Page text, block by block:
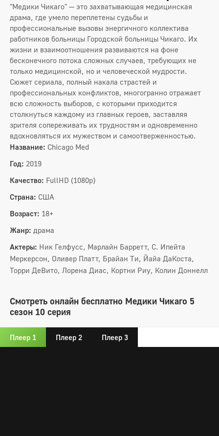
"Медики Чикаго" — это захватывающая медицинская
драма, где умело переплетены судьбы и
профессиональные вызовы энергичного коллектива
работников больницы Городской больницы Чикаго. Их
жизни и взаимоотношения развиваются на фоне
бесконечного потока сложных случаев, требующих не
только медицинской, но и человеческой мудрости.
Сюжет сериала, полный накала страстей и
профессиональных конфликтов, многогранно отражает
всю сложность выборов, с которыми приходится
столкнуться каждому из главных героев, заставляя
зрителя сопереживать их трудностям и одновременно
вдохновляться их мужеством и самоотверженностью.
Название: Chicago Med
Год: 2019
Качество: FullHD (1080p)
Страна: США
Возраст: 18+
Жанр: драма
Актеры: Ник Гелфусс, Марлайн Барретт, С. Ипейта
Меркерсон, Оливер Платт, Брайан Ти, Йайа ДаКоста,
Торри ДеВито, Лорена Диас, Кортни Риу, Колин Доннелл
Смотреть онлайн бесплатно Медики Чикаго 5
сезон 10 серия
Плеер 1 Плеер 2 Плеер 3